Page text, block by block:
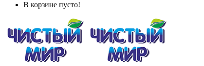
В корзине пусто!